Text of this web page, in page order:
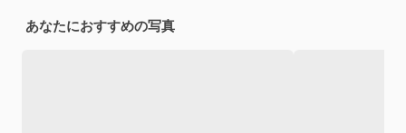
あなたにおすすめの写真